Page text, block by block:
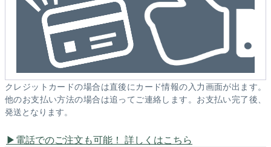
クレジットカードの場合は直後にカード情報の入力画面が出ます。
他のお支払い方法の場合は追ってご連絡します。お支払い完了後、
発送となります。
電話でのご注文も可能！ 詳しくはこちら